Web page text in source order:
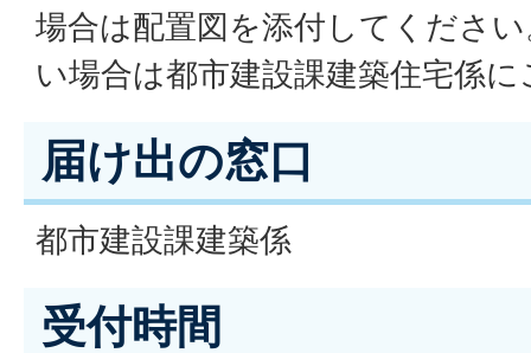
場合は配置図を添付してくださ
い場合は都市建設課建築住宅係
届け出の窓口
都市建設課建築係
受付時間